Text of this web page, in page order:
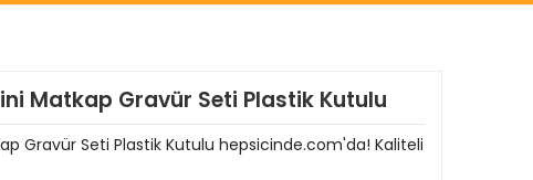
Matkap Gravür Seti Plastik Kutulu
Gravür Seti Plastik Kutulu hepsicinde.com'da! Kaliteli